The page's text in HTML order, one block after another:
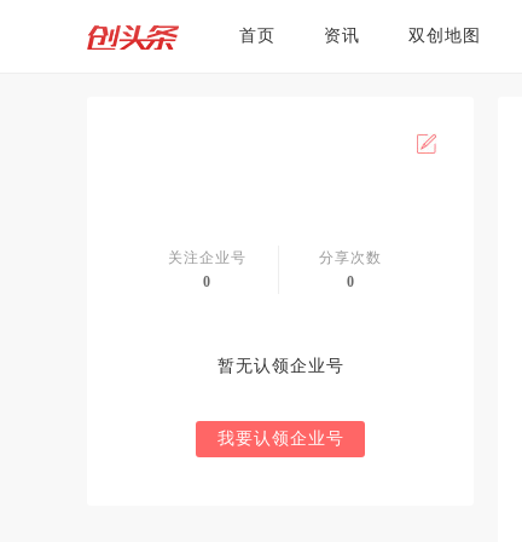
首页 资讯 双创地图
关注企业号
0
分享次数
0
暂无认领企业号
我要认领企业号